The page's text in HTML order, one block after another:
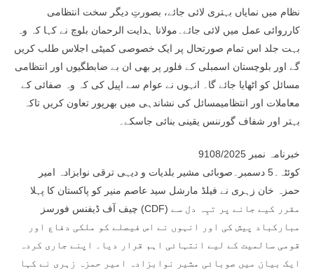
نظام میں نمایاں بہتری لائی جائے، بصورتِ دیگر سخت انتظامی
کارروائی عمل میں لائی جائے۔مولانا ہدایت الرحمان بلوچ نے کہا کہ وہ
بہت جلد اس تمام صورتحال پر ایک خصوصی کمیٹی اجلاس طلب کریں
گے اور بلوچستان اسمبلی کے فلور پر بھی ان بے ضابطگیوں اور انتظامی
مسائل کو اٹھایا جائے گا۔ انہوں نے عوام سے اپیل کی کہ وہ صفائی کے
معاملات اور انتظامیمسائل کی نشاندہی میں بھرپور تعاون کریں تاکہ
بہتر اور شفاف گورننس یقینی بنائی جاسکے۔
خبرنامہ نمبر 9108/2025
کوئٹہ۔5 دسمبر۔صوبائی مشیر بلدیات و دیہی ترقی نوابزادہ امیر
حمزہ خان زہری نے فیلڈ مارشل سید عاصم منیر کو پاکستان کا پہلا
چیف آف ڈیفنس فورسز (CDF) مقرر کیے جانے پر تہِہ دل سے
مبارکباد پیش کی اور انہوں نے اس فیصلے کو ملکی دفاع اور
قومی سالمیت کے لیے انتہائی اہم قرار دیا۔ اپنے جاری کردہ
ایک بیان میں صوبائی مشیر نوابزادہ امیر حمزہ زہری نے کہا